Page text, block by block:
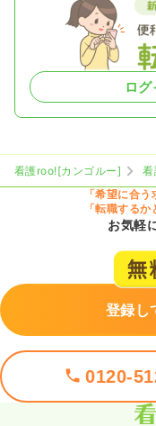
ロ
看護roo![カンゴルー]
「希望に合
「転職する
お気軽
登録し
0120-